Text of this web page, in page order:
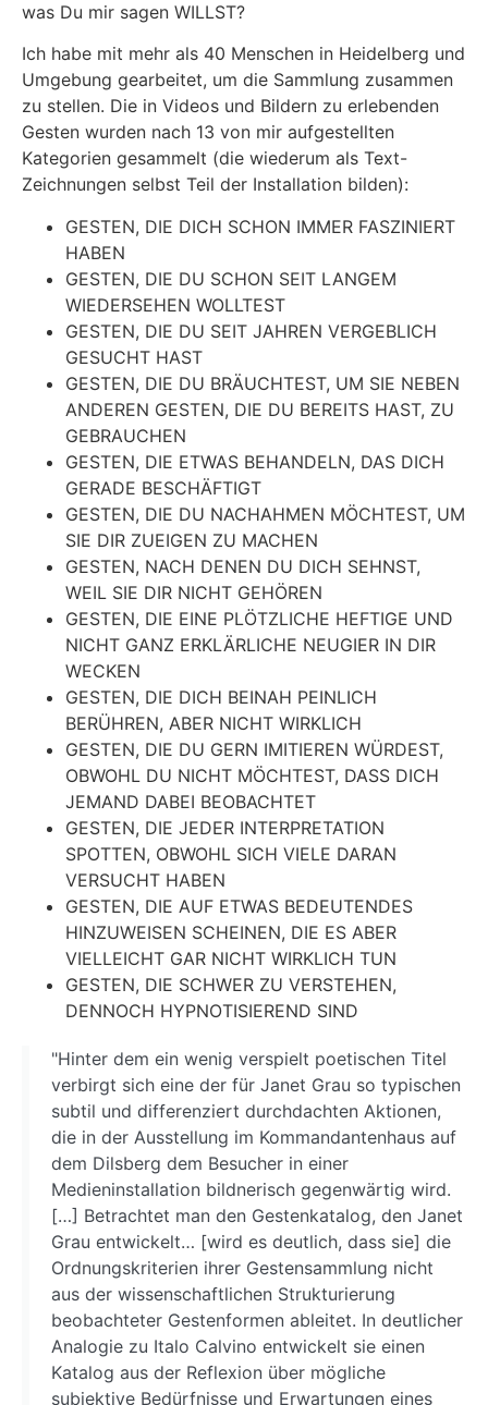
was Du mir sagen WILLST?
Ich habe mit mehr als 40 Menschen in Heidelberg und
Umgebung gearbeitet, um die Sammlung zusammen
zu stellen. Die in Videos und Bildern zu erlebenden
Gesten wurden nach 13 von mir aufgestellten
Kategorien gesammelt (die wiederum als Text-
Zeichnungen selbst Teil der Installation bilden):
GESTEN, DIE DICH SCHON IMMER FASZINIERT
HABEN
GESTEN, DIE DU SCHON SEIT LANGEM
WIEDERSEHEN WOLLTEST
GESTEN, DIE DU SEIT JAHREN VERGEBLICH
GESUCHT HAST
GESTEN, DIE DU BRÄUCHTEST, UM SIE NEBEN
ANDEREN GESTEN, DIE DU BEREITS HAST, ZU
GEBRAUCHEN
GESTEN, DIE ETWAS BEHANDELN, DAS DICH
GERADE BESCHÄFTIGT
GESTEN, DIE DU NACHAHMEN MÖCHTEST, UM
SIE DIR ZUEIGEN ZU MACHEN
GESTEN, NACH DENEN DU DICH SEHNST,
WEIL SIE DIR NICHT GEHÖREN
GESTEN, DIE EINE PLÖTZLICHE HEFTIGE UND
NICHT GANZ ERKLÄRLICHE NEUGIER IN DIR
WECKEN
GESTEN, DIE DICH BEINAH PEINLICH
BERÜHREN, ABER NICHT WIRKLICH
GESTEN, DIE DU GERN IMITIEREN WÜRDEST,
OBWOHL DU NICHT MÖCHTEST, DASS DICH
JEMAND DABEI BEOBACHTET
GESTEN, DIE JEDER INTERPRETATION
SPOTTEN, OBWOHL SICH VIELE DARAN
VERSUCHT HABEN
GESTEN, DIE AUF ETWAS BEDEUTENDES
HINZUWEISEN SCHEINEN, DIE ES ABER
VIELLEICHT GAR NICHT WIRKLICH TUN
GESTEN, DIE SCHWER ZU VERSTEHEN,
DENNOCH HYPNOTISIEREND SIND
"Hinter dem ein wenig verspielt poetischen Titel
verbirgt sich eine der für Janet Grau so typischen
subtil und differenziert durchdachten Aktionen,
die in der Ausstellung im Kommandantenhaus auf
dem Dilsberg dem Besucher in einer
Medieninstallation bildnerisch gegenwärtig wird.
[…] Betrachtet man den Gestenkatalog, den Janet
Grau entwickelt… [wird es deutlich, dass sie] die
Ordnungskriterien ihrer Gestensammlung nicht
aus der wissenschaftlichen Strukturierung
beobachteter Gestenformen ableitet. In deutlicher
Analogie zu Italo Calvino entwickelt sie einen
Katalog aus der Reflexion über mögliche
subjektive Bedürfnisse und Erwartungen eines